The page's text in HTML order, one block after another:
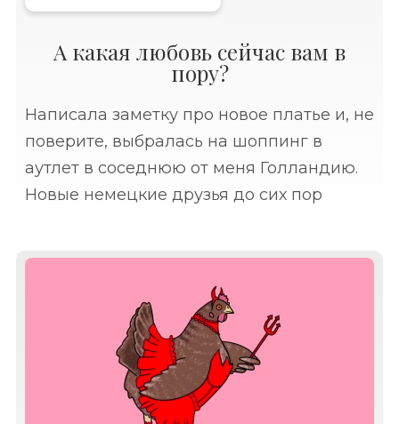
А какая любовь сейчас вам в
пору?
Написала заметку про новое платье и, не
поверите, выбралась на шоппинг в
аутлет в соседнюю от меня Голландию.
Новые немецкие друзья до сих пор